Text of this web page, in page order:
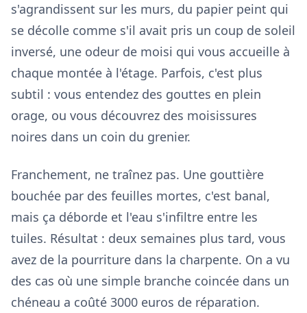
s'agrandissent sur les murs, du papier peint qui
se décolle comme s'il avait pris un coup de soleil
inversé, une odeur de moisi qui vous accueille à
chaque montée à l'étage. Parfois, c'est plus
subtil : vous entendez des gouttes en plein
orage, ou vous découvrez des moisissures
noires dans un coin du grenier.
Franchement, ne traînez pas. Une gouttière
bouchée par des feuilles mortes, c'est banal,
mais ça déborde et l'eau s'infiltre entre les
tuiles. Résultat : deux semaines plus tard, vous
avez de la pourriture dans la charpente. On a vu
des cas où une simple branche coincée dans un
chéneau a coûté 3000 euros de réparation.